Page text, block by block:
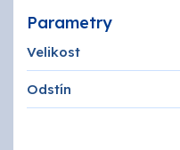
Kamenná prodejna
Vzorníky
Parametry
Velikost
Odstín